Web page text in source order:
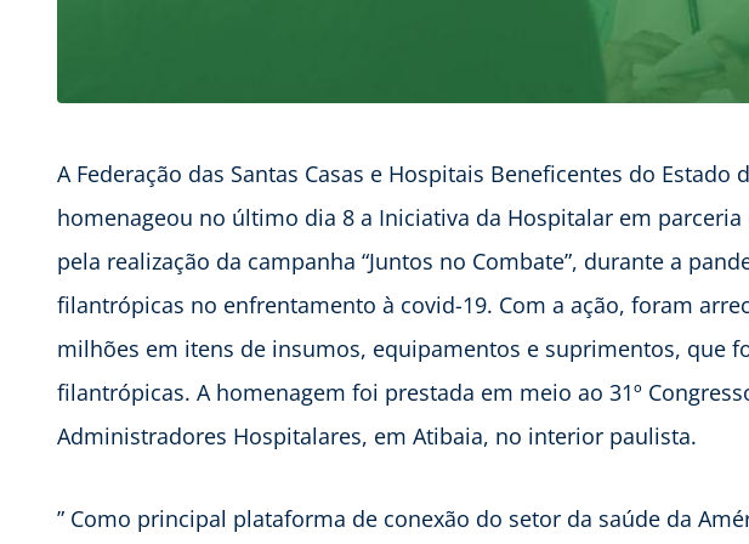
A Federação das Santas Casas e Hospitais Beneficentes do Estado
homenageou no último dia 8 a Iniciativa da Hospitalar em
pela realização da campanha “Juntos no Combate”, durante a
filantrópicas no enfrentamento à covid-19. Com a ação, foram
milhões em itens de insumos, equipamentos e suprimentos, que
filantrópicas. A homenagem foi prestada em meio ao 31º
Administradores Hospitalares, em Atibaia, no interior paulista.
” Como principal plataforma de conexão do setor da saúde da